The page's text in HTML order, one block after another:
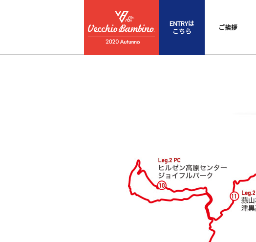
ENTRYは
こちら
ご挨拶